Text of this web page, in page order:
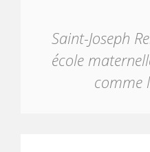
Saint-Joseph
école
comme